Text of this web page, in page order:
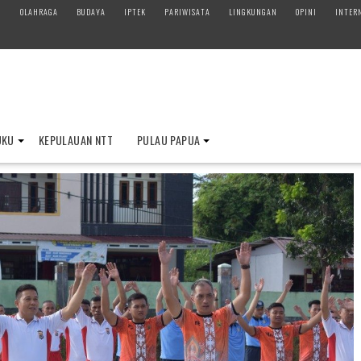
OLAHRAGA BUDAYA IPTEK PARIWISATA LINGKUNGAN OPINI
KEPULAUAN NTT PULAU PAPUA